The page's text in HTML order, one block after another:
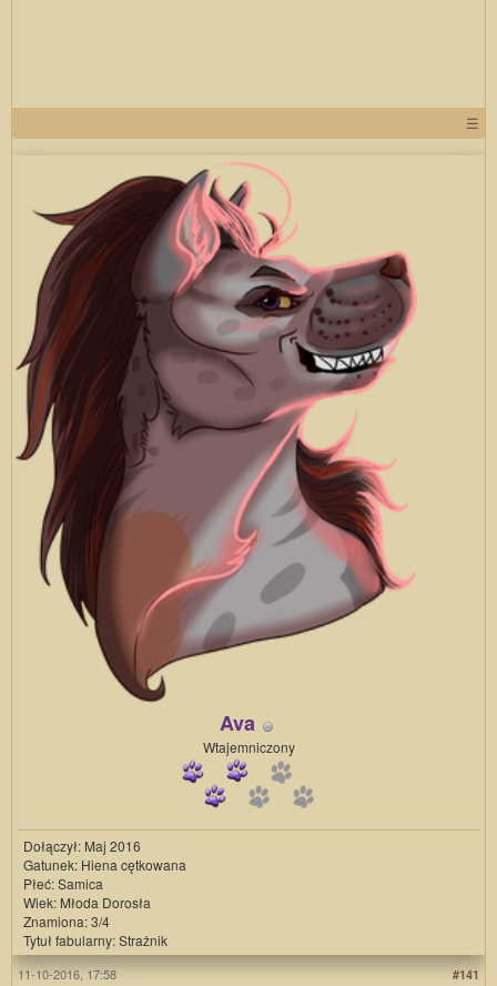
☰
Ava
Wtajemniczony
Dołączył: Maj 2016
Gatunek: Hiena cętkowana
Płeć: Samica
Wiek: Młoda Dorosła
Znamiona: 3/4
Tytuł fabularny: Strażnik
#141
11-10-2016, 17:58